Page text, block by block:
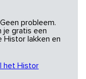
probleem.
je gratis een
Histor lakken en
het Histor